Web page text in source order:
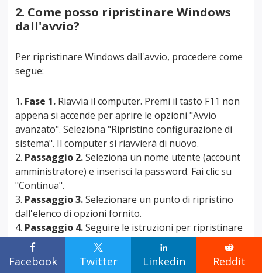

Facebook

Twitter

Linkedin

Reddit
2. Come posso ripristinare Windows
dall'avvio?
Per ripristinare Windows dall'avvio, procedere come
segue:
Fase 1. Riavvia il computer. Premi il tasto F11 non
appena si accende per aprire le opzioni "Avvio
avanzato". Seleziona "Ripristino configurazione di
sistema". Il computer si riavvierà di nuovo.
Passaggio 2.Seleziona un nome utente (account
amministratore) e inserisci la password. Fai clic su
"Continua".
Passaggio 3.Selezionare un punto di ripristino
dall'elenco di opzioni fornito.
Passaggio 4.Seguire le istruzioni per ripristinare
il computer alle sue precedenti condizioni di
funzionamento.